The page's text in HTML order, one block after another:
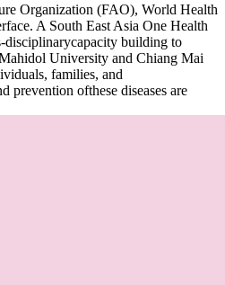
Organization (FAO), World Health
A South East Asia One Health
disciplinarycapacity building to
University and Chiang Mai
families, and
prevention ofthese diseases are